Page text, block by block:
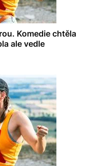
Komedie chtěla
ale vedle